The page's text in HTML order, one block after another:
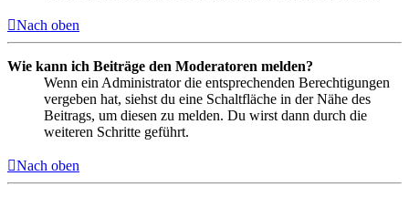
Nach oben
Wie kann ich Beiträge den Moderatoren melden?
Wenn ein Administrator die entsprechenden Berechtigungen
vergeben hat, siehst du eine Schaltfläche in der Nähe des
Beitrags, um diesen zu melden. Du wirst dann durch die
weiteren Schritte geführt.
Nach oben